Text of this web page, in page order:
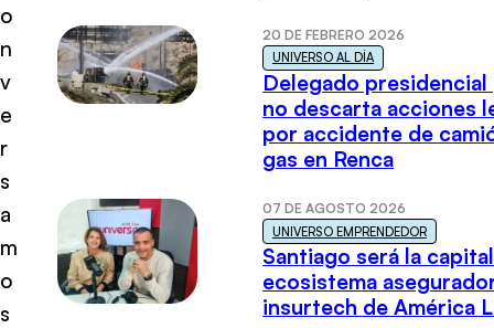
o
n
v
e
r
s
a
m
o
s
20 DE FEBRERO 2026
UNIVERSO AL DÍA
Delegado presidencial
no descarta acciones
por accidente de
gas en Renca
07 DE AGOSTO 2026
UNIVERSO EMPRENDEDOR
Santiago será la
ecosistema
insurtech de América